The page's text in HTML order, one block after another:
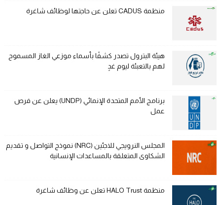
منظمة CADUS تعلن عن حاجتها لوظائف شاغرة
هيئة البترول تصدر كشفًا بأسماء موزعي الغاز المسموح
لهم بالتعبئة ليوم غدٍ
برنامج الأمم المتحدة الإنمائي (UNDP) يعلن عن فرص
عمل
المجلس النرويجي للاجئين (NRC) نموذج التواصل و تقديم
الشكاوى المتعلقة بالمساعدات الإنسانية
منظمة HALO Trust تعلن عن وظائف شاغرة